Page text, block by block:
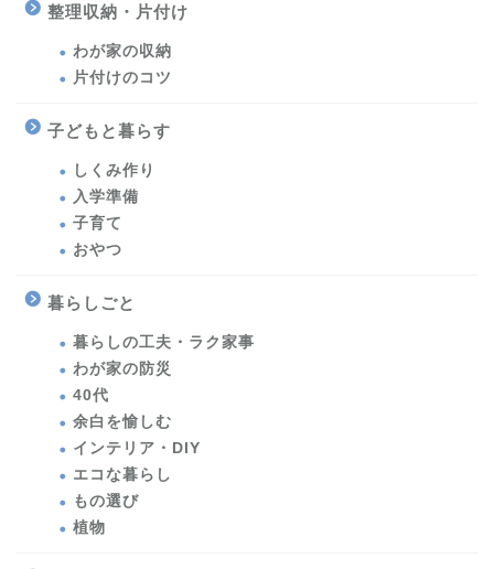
整理収納・片付け
わが家の収納
片付けのコツ
子どもと暮らす
しくみ作り
入学準備
子育て
おやつ
暮らしごと
暮らしの工夫・ラク家事
わが家の防災
40代
余白を愉しむ
インテリア・DIY
エコな暮らし
もの選び
植物